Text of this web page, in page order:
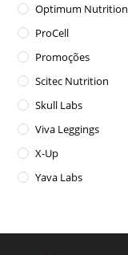
Optimum Nutrition
ProCell
Promoções
Scitec Nutrition
Skull Labs
Viva Leggings
X-Up
Yava Labs